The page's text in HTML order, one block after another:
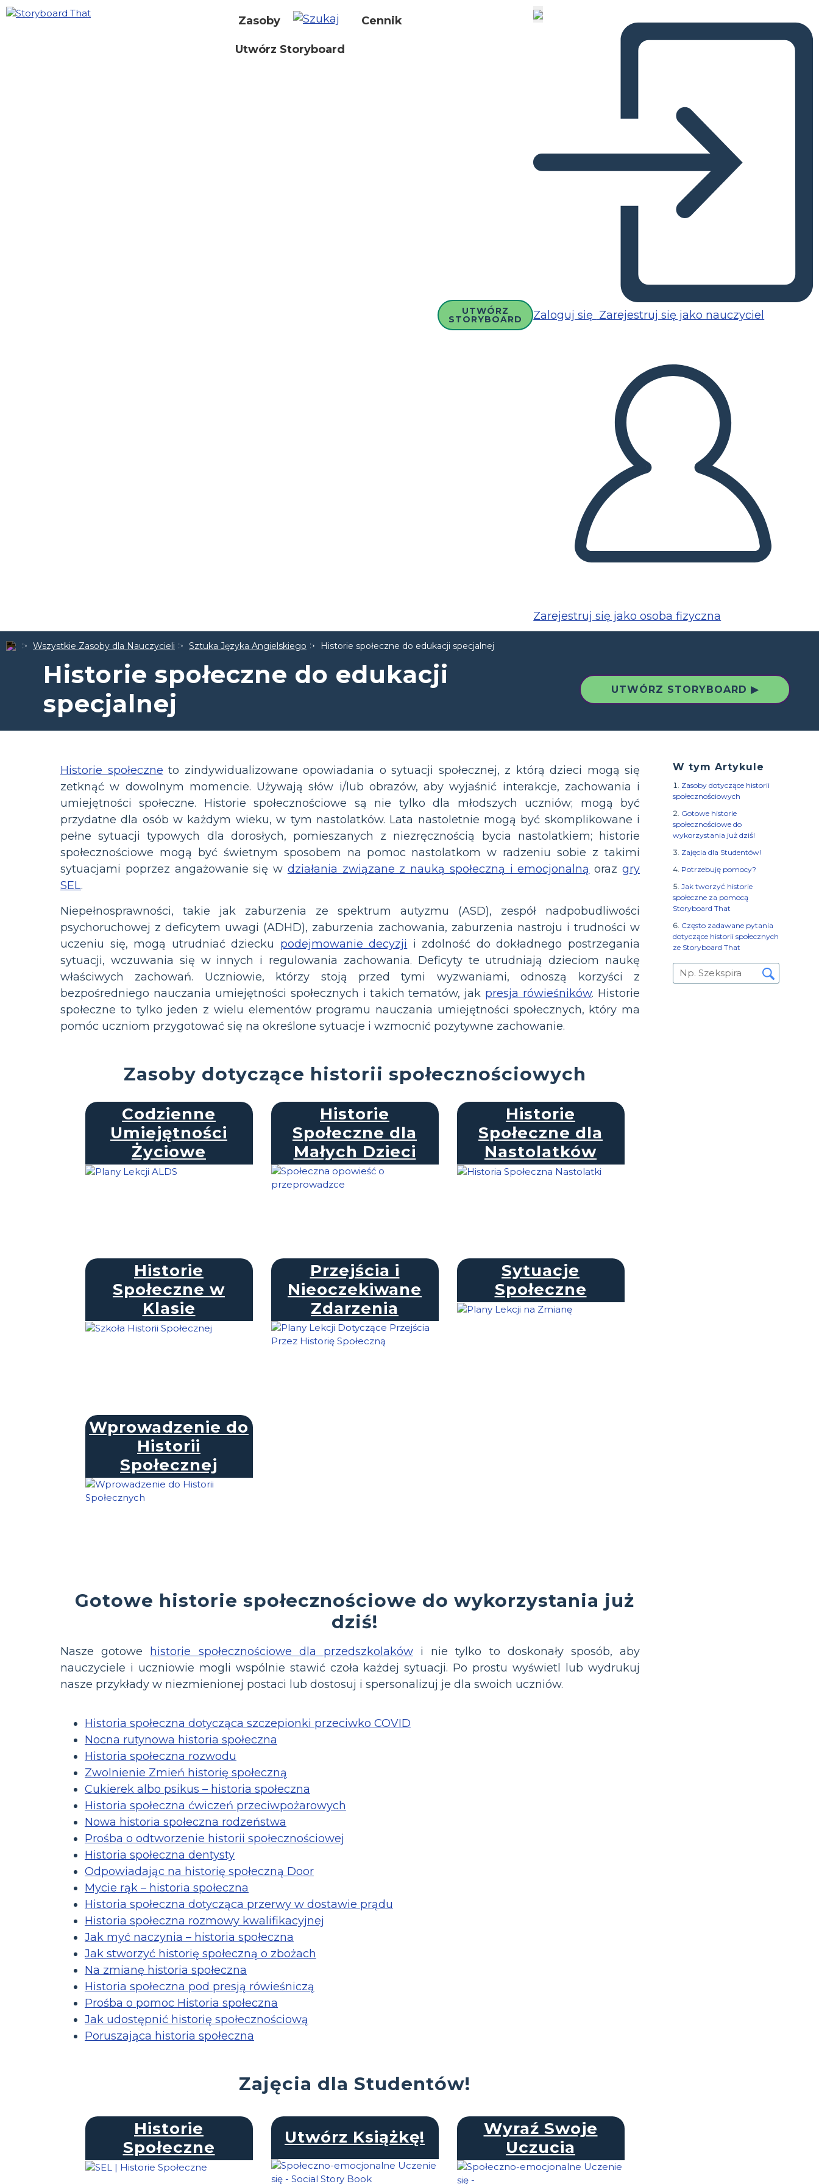
Zasoby Cennik
Utwórz Storyboard
UTWÓRZ
STORYBOARD Zaloguj się Zarejestruj się jako nauczyciel
Zarejestruj się jako osoba fizyczna
Wszystkie Zasoby dla Nauczycieli Sztuka Języka Angielskiego Historie społeczne do edukacji specjalnej
Historie społeczne do edukacji
specjalnej
UTWÓRZ STORYBOARD ▶
W tym Artykule
Zasoby dotyczące historii
społecznościowych
Gotowe historie
społecznościowe do
wykorzystania już dziś!
Zajęcia dla Studentów!
Potrzebuję pomocy?
Jak tworzyć historie
społeczne za pomocą
Storyboard That
Często zadawane pytania
dotyczące historii społecznych
ze Storyboard That
Historie społeczne to zindywidualizowane opowiadania o sytuacji społecznej, z którą dzieci mogą się
zetknąć w dowolnym momencie. Używają słów i/lub obrazów, aby wyjaśnić interakcje, zachowania i
umiejętności społeczne. Historie społecznościowe są nie tylko dla młodszych uczniów; mogą być
przydatne dla osób w każdym wieku, w tym nastolatków. Lata nastoletnie mogą być skomplikowane i
pełne sytuacji typowych dla dorosłych, pomieszanych z niezręcznością bycia nastolatkiem; historie
społecznościowe mogą być świetnym sposobem na pomoc nastolatkom w radzeniu sobie z takimi
sytuacjami poprzez angażowanie się w działania związane z nauką społeczną i emocjonalną orazgry
SEL.
Niepełnosprawności, takie jak zaburzenia ze spektrum autyzmu (ASD), zespół nadpobudliwości
psychoruchowej z deficytem uwagi (ADHD), zaburzenia zachowania, zaburzenia nastroju i trudności w
uczeniu się, mogą utrudniać dziecku podejmowanie decyzji i zdolność do dokładnego postrzegania
sytuacji, wczuwania się w innych i regulowania zachowania. Deficyty te utrudniają dzieciom naukę
właściwych zachowań. Uczniowie, którzy stoją przed tymi wyzwaniami, odnoszą korzyści z
bezpośredniego nauczania umiejętności społecznych i takich tematów, jak presja rówieśników. Historie
społeczne to tylko jeden z wielu elementów programu nauczania umiejętności społecznych, który ma
pomóc uczniom przygotować się na określone sytuacje i wzmocnić pozytywne zachowanie.
Zasoby dotyczące historii społecznościowych
Codzienne
Umiejętności
Życiowe
Historie
Społeczne dla
Małych Dzieci
Historie
Społeczne dla
Nastolatków
Historie
Społeczne w
Klasie
Przejścia i
Nieoczekiwane
Zdarzenia
Sytuacje
Społeczne
Wprowadzenie do
Historii
Społecznej
Gotowe historie społecznościowe do wykorzystania już
dziś!
Nasze gotowe historie społecznościowe dla przedszkolakówi nie tylko to doskonały sposób, aby
nauczyciele i uczniowie mogli wspólnie stawić czoła każdej sytuacji. Po prostu wyświetl lub wydrukuj
nasze przykłady w niezmienionej postaci lub dostosuj i spersonalizuj je dla swoich uczniów.
Historia społeczna dotycząca szczepionki przeciwko COVID
Nocna rutynowa historia społeczna
Historia społeczna rozwodu
Zwolnienie Zmień historię społeczną
Cukierek albo psikus – historia społeczna
Historia społeczna ćwiczeń przeciwpożarowych
Nowa historia społeczna rodzeństwa
Prośba o odtworzenie historii społecznościowej
Historia społeczna dentysty
Odpowiadając na historię społeczną Door
Mycie rąk – historia społeczna
Historia społeczna dotycząca przerwy w dostawie prądu
Historia społeczna rozmowy kwalifikacyjnej
Jak myć naczynia – historia społeczna
Jak stworzyć historię społeczną o zbożach
Na zmianę historia społeczna
Historia społeczna pod presją rówieśniczą
Prośba o pomoc Historia społeczna
Jak udostępnić historię społecznościową
Poruszająca historia społeczna
Zajęcia dla Studentów!
Historie
Społeczne
Utwórz Książkę!
Wyraź Swoje
Uczucia